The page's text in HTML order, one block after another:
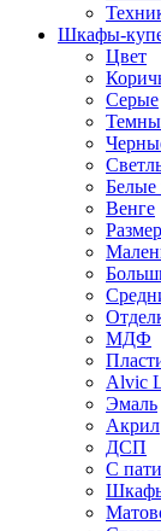
Шкафы-
Цвет
Серые
Венге
Размер
МДФ
Alvic
Эмаль
Акрил
ДСП
С